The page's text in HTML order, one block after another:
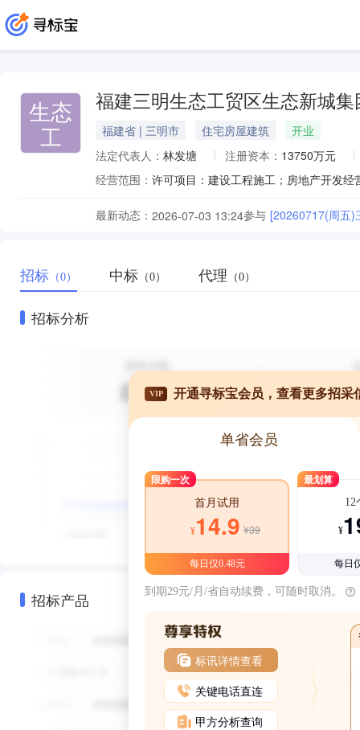
生态
工
福建三明生态工贸区生态新城集
福建省 | 三明市 住宅房屋建筑
开业
法定代表人： 林发塘 注册资本： 13750万元
经营范围：
最新动态： 2026-07-03 13:24参与 [20260717(周五)
招标 （0） 中标 （0） 代理 （0）
招标分析
招标产品
VIP 开通寻标宝会员，查看更多招采
单省会员
限购一次
首月试用
¥14.9 ¥39
每日仅0.48元
最划算
12
¥
每日
到期29元/月/省自动续费，可随时取消。
标讯详情查看
关键电话直连
甲方分析查询